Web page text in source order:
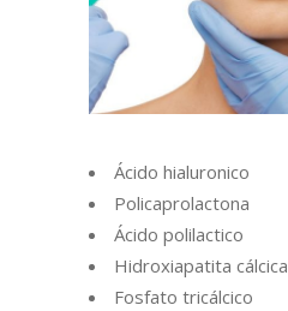
Ácido hialuronico
Policaprolactona
Ácido polilactico
Hidroxiapatita cálcica
Fosfato tricálcico